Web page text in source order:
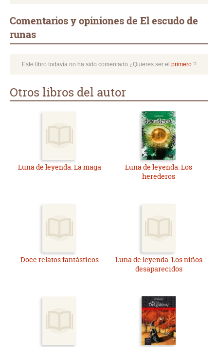
Comentarios y opiniones de El escudo de
runas
Este libro todavía no ha sido comentado ¿Quieres ser el primero?
Otros libros del autor
Luna de leyenda. La maga
Luna de leyenda. Los
herederos
Doce relatos fantásticos
Luna de leyenda. Los niños
desaparecidos